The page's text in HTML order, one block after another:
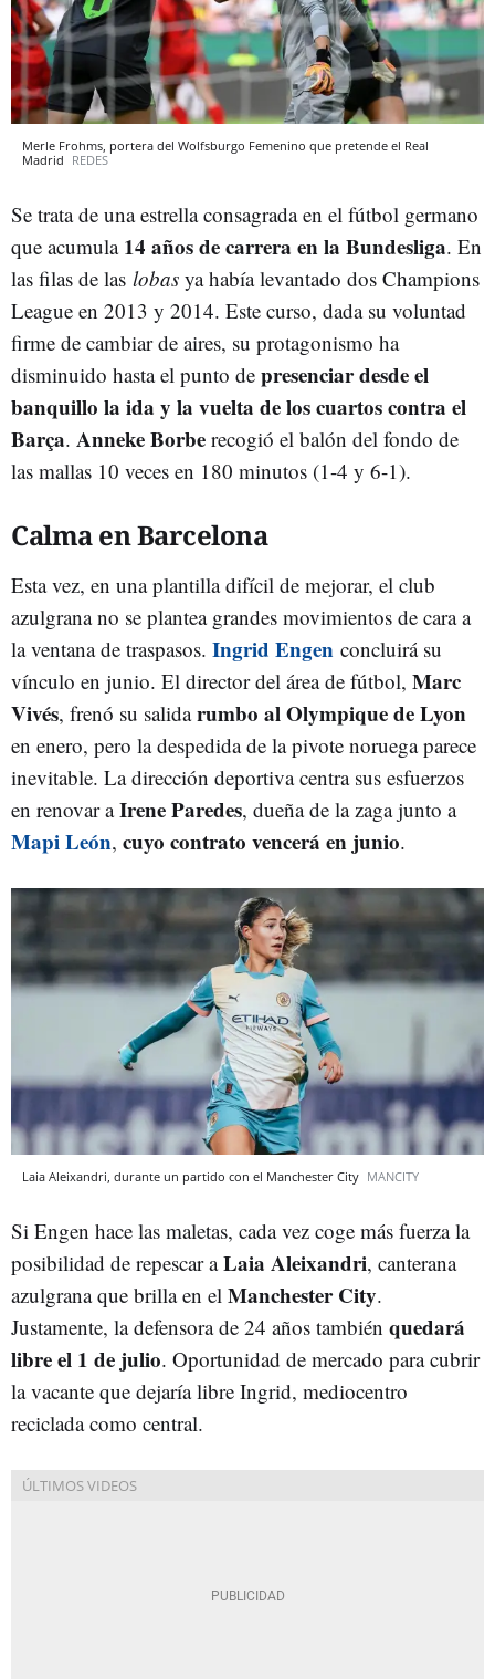
Merle Frohms, portera del Wolfsburgo Femenino que pretende el Real
Madrid REDES
Se trata de una estrella consagrada en el fútbol germano
que acumula 14 años de carrera en la Bundesliga. En
las filas de las lobas ya había levantado dos Champions
League en 2013 y 2014. Este curso, dada su voluntad
firme de cambiar de aires, su protagonismo ha
disminuido hasta el punto de presenciar desde el
banquillo la ida y la vuelta de los cuartos contra el
Barça. Anneke Borbe recogió el balón del fondo de
las mallas 10 veces en 180 minutos (1-4 y 6-1).
Calma en Barcelona
Esta vez, en una plantilla difícil de mejorar, el club
azulgrana no se plantea grandes movimientos de cara a
la ventana de traspasos. Ingrid Engen concluirá su
vínculo en junio. El director del área de fútbol, Marc
Vivés, frenó su salidarumbo al Olympique de Lyon
en enero, pero la despedida de la pivote noruega parece
inevitable. La dirección deportiva centra sus esfuerzos
en renovar aIrene Paredes, dueña de la zaga junto a
Mapi León, cuyo contrato vencerá en junio.
Laia Aleixandri, durante un partido con el Manchester City MANCITY
Si Engen hace las maletas, cada vez coge más fuerza la
posibilidad de repescar aLaia Aleixandri, canterana
azulgrana que brilla en el Manchester City.
Justamente, la defensora de 24 años también quedará
libre el 1 de julio. Oportunidad de mercado para cubrir
la vacante que dejaría libre Ingrid, mediocentro
reciclada como central.